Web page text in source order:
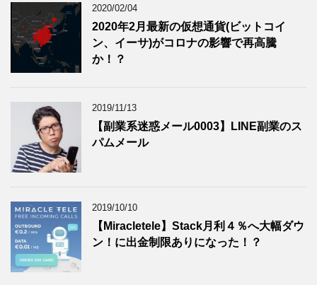
2020/02/04
2020年2月最新の仮想通貨(ビットコイ
ン、イーサ)がコロナの影響で再高騰
か！？
2019/11/13
【副業系迷惑メール0003】LINE副業のス
パムメール
2019/10/10
【Miracletele】Stack月利４％へ大幅ダウ
ン！に出金制限ありになった！？